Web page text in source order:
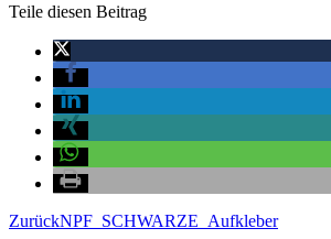
Teile diesen Beitrag
ZurückNPF_SCHWARZE_Aufkleber